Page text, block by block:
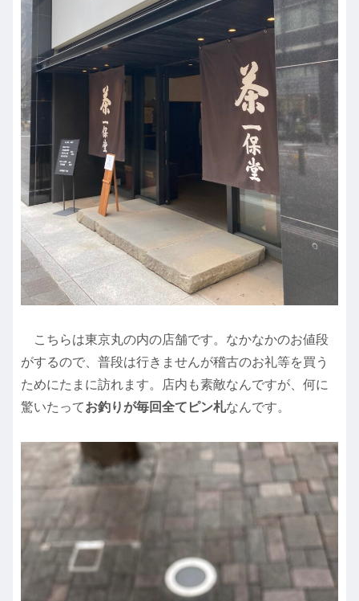
こちらは東京丸の内の店舗です。なかなかのお値段
がするので、普段は行きませんが稽古のお礼等を買う
ためにたまに訪れます。店内も素敵なんですが、何に
驚いたってお釣りが毎回全てピン札なんです。